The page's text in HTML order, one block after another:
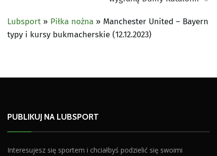
Lubsport » Piłka nożna » Manchester United – Bayern
typy i kursy bukmacherskie (12.12.2023)
PUBLIKUJ NA LUBSPORT
Interesujesz się sportem i chciałbyś podzielić się swoimi